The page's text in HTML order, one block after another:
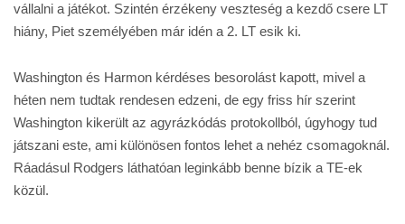
vállalni a játékot. Szintén érzékeny veszteség a kezdő csere LT
hiány, Piet személyében már idén a 2. LT esik ki.
Washington és Harmon kérdéses besorolást kapott, mivel a
héten nem tudtak rendesen edzeni, de egy friss hír szerint
Washington kikerült az agyrázkódás protokollból, úgyhogy tud
játszani este, ami különösen fontos lehet a nehéz csomagoknál.
Ráadásul Rodgers láthatóan leginkább benne bízik a TE-ek
közül.